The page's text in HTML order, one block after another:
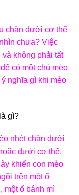
chân dưới cơ thể
chưa? Việc
không phải tất
có một chú mèo
nghĩa gì khi mèo
gì?
nhét chân dưới
dưới cơ thể,
khiến con mèo
trên một ổ
một ổ bánh mì